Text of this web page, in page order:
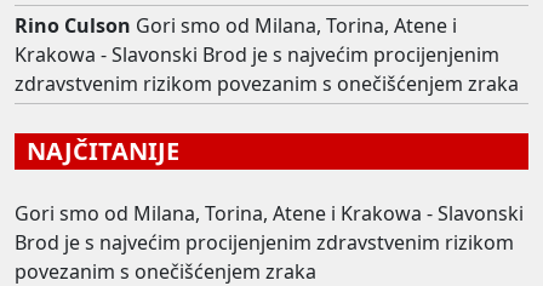
Rino Culson Gori smo od Milana, Torina, Atene i
Krakowa - Slavonski Brod je s najvećim procijenjenim
zdravstvenim rizikom povezanim s onečišćenjem zraka
NAJČITANIJE
Gori smo od Milana, Torina, Atene i Krakowa - Slavonski
Brod je s najvećim procijenjenim zdravstvenim rizikom
povezanim s onečišćenjem zraka